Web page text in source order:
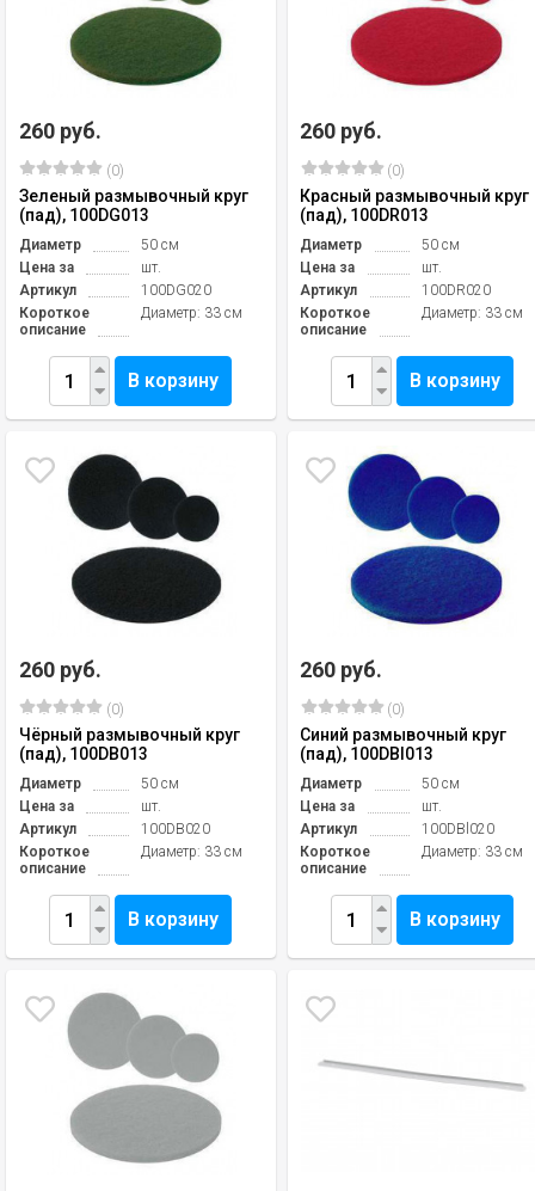
260 руб.
(0)
Зеленый размывочный круг
(пад), 100DG013
Диаметр
50 см
Цена за
шт.
Артикул
100DG020
Короткое
описание
Диаметр: 33 см
В корзину
260 руб.
(0)
Красный размывочный круг
(пад), 100DR013
Диаметр
50 см
Цена за
шт.
Артикул
100DR020
Короткое
описание
Диаметр: 33 см
В корзину
260 руб.
(0)
Чёрный размывочный круг
(пад), 100DB013
Диаметр
50 см
Цена за
шт.
Артикул
100DB020
Короткое
описание
Диаметр: 33 см
В корзину
260 руб.
(0)
Синий размывочный круг
(пад), 100DBl013
Диаметр
50 см
Цена за
шт.
Артикул
100DBl020
Короткое
описание
Диаметр: 33 см
В корзину